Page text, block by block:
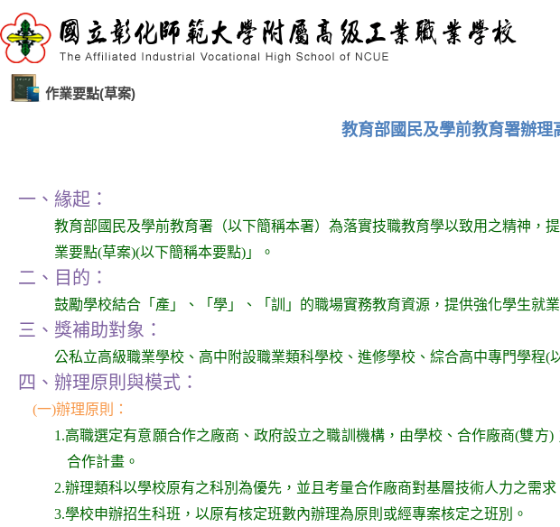
作業要點(草案)
教育部國民及學前教育署辦
一、緣起：
教育部國民及學前教育署（以下簡稱本署）為落實技職教育學以致用之精神，
業要點(草案)(以下簡稱本要點)」。
二、目的：
鼓勵學校結合「產」、「學」、「訓」的職場實務教育資源，提供強化學生就
三、獎補助對象：
公私立高級職業學校、高中附設職業類科學校、進修學校、綜合高中專門學程(
四、辦理原則與模式：
(一)辦理原則：
1.高職選定有意願合作之廠商、政府設立之職訓機構，由學校、合作廠商(雙
合作計畫。
2.辦理類科以學校原有之科別為優先，並且考量合作廠商對基層技術人力之需
3.學校申辦招生科班，以原有核定班數內辦理為原則或經專案核定之班別。